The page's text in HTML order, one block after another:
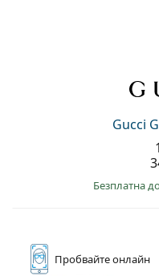
Gucci
Безплатна
Пробвайтеонлайн